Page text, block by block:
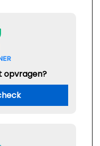
opvragen?